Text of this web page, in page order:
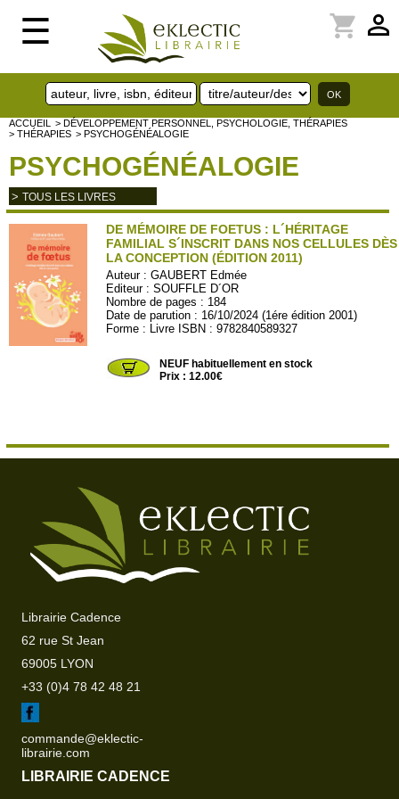
☰ perm_identity
shopping_cart
ACCUEIL
> DÉVELOPPEMENT PERSONNEL, PSYCHOLOGIE, THÉRAPIES
> THÉRAPIES > PSYCHOGÉNÉALOGIE
PSYCHOGÉNÉALOGIE
> TOUS LES LIVRES
DE MÉMOIRE DE FOETUS : L´HÉRITAGE
FAMILIAL S´INSCRIT DANS NOS CELLULES DÈS
LA CONCEPTION (ÉDITION 2011)
Auteur :GAUBERT Edmée
Editeur :SOUFFLE D´OR
Nombre de pages : 184
Date de parution : 16/10/2024 (1ére édition 2001)
Forme : Livre ISBN : 9782840589327
NEUF habituellement en stock
Prix : 12.00€
Librairie Cadence
62 rue St Jean
69005 LYON
+33 (0)4 78 42 48 21
commande@eklectic-
librairie.com
LIBRAIRIE CADENCE